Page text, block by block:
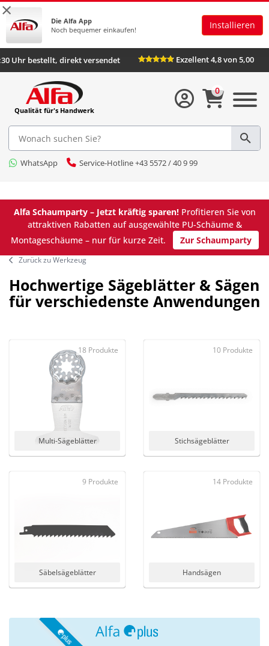
×
Die Alfa App
Noch bequemer einkaufen!
Installieren
16:30 Uhr bestellt, direkt versendet Exzellent 4,8 von
Qualität für's Handwerk
WhatsApp Service-Hotline +43 5572 / 40 9 99
0
Alfa Schaumparty – Jetzt kräftig sparen!Profitieren Sie von
attraktiven Rabatten auf ausgewählte PU-Schäume &
Montageschäume – nur für kurze Zeit.
Zur Schaumparty
Zurück zu Werkzeug
Hochwertige Sägeblätter & Sägen
für verschiedenste Anwendungen
Multi-Sägeblätter
18 Produkte
Stichsägeblätter
10 Produkte
Säbelsägeblätter
9 Produkte
Handsägen
14 Produkte